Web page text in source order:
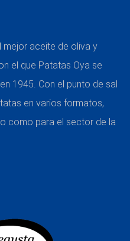
mejor aceite de oliva y
el que Patatas Oya se
1945. Con el punto de sal
en varios formatos,
como para el sector de la